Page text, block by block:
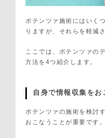
ポテンツァ施術にはいく
りますが、それらを軽減
ここでは、ポテンツァの
方法を4つ紹介します。
自身で情報収集をお
ポテンツァの施術を検討
おこなうことが重要です。